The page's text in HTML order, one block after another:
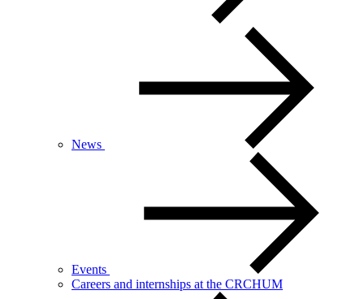
News
Events
Careers and internships at the CRCHUM